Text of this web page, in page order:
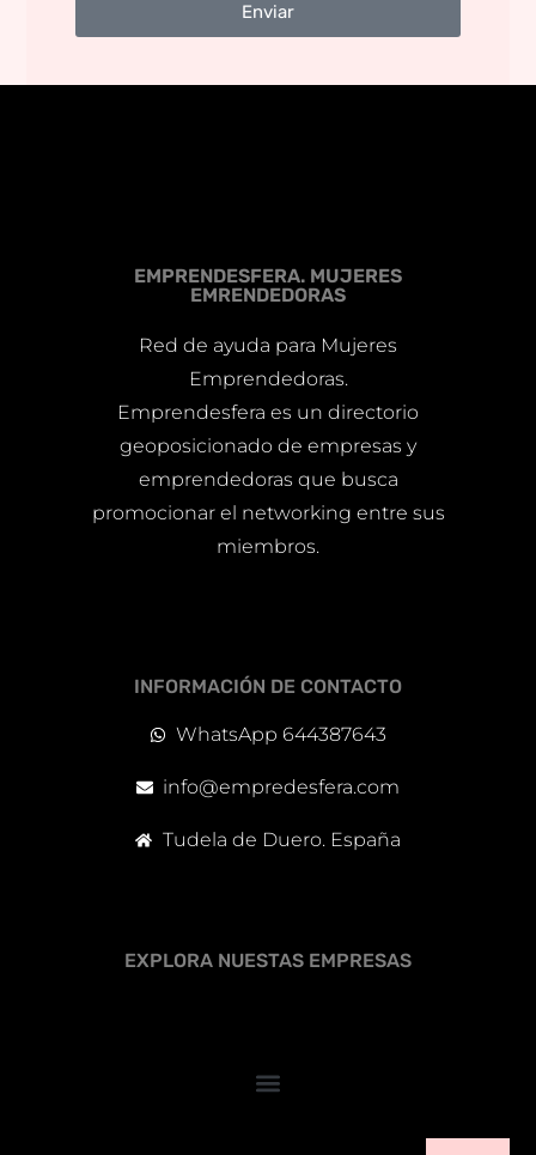
Enviar
EMPRENDESFERA. MUJERES
EMRENDEDORAS
Red de ayuda para Mujeres
Emprendedoras.
Emprendesfera es un directorio
geoposicionado de empresas y
emprendedoras que busca
promocionar el networking entre sus
miembros.
INFORMACIÓN DE CONTACTO
WhatsApp 644387643
info@empredesfera.com
Tudela de Duero. España
EXPLORA NUESTAS EMPRESAS